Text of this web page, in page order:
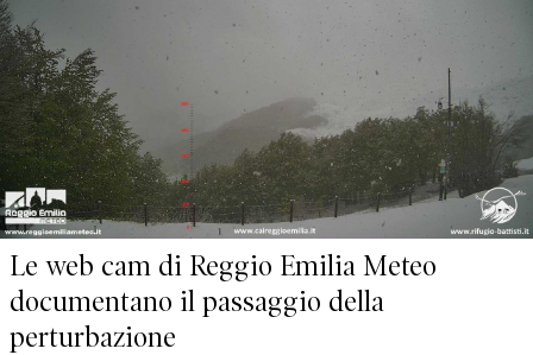
Le web cam di Reggio Emilia Meteo
documentano il passaggio della
perturbazione